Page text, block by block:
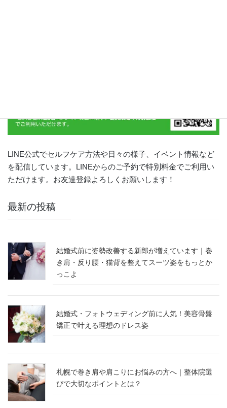
LINE公式でセルフケア方法や日々の様子、イベント情報など
を配信しています。LINEからのご予約で特別料金でご利用い
ただけます。お友達登録よろしくお願いします！
最新の投稿
結婚式前に姿勢改善する新郎が増えています｜巻
き肩・反り腰・猫背を整えてスーツ姿をもっとか
っこよ
結婚式・フォトウェディング前に人気！美容骨盤
矯正で叶える理想のドレス姿
札幌で巻き肩や肩こりにお悩みの方へ｜整体院選
びで大切なポイントとは？